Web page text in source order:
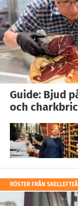
Guide: Bjud
och
RÖSTER FRÅN SKELLEFTEÅ